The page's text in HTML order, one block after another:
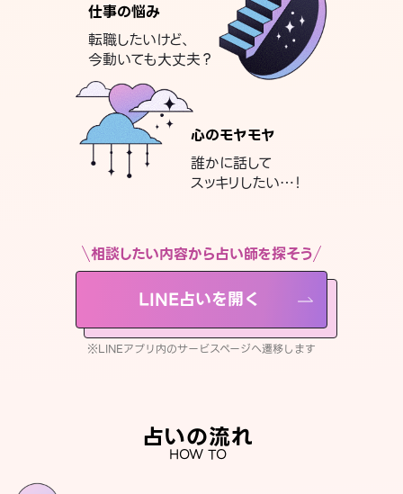
仕事の悩み
転職したいけど、
今動いても大丈夫？
心のモヤモヤ
誰かに話して
スッキリしたい…！
相談したい内容から占い師を探そう
LINE占いを開く
※LINEアプリ内のサービスページへ遷移します
占いの流れ
HOW TO